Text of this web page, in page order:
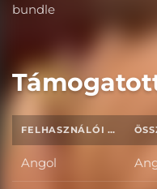
bundle
FELHASZNÁLÓI FELÜLET
Angol